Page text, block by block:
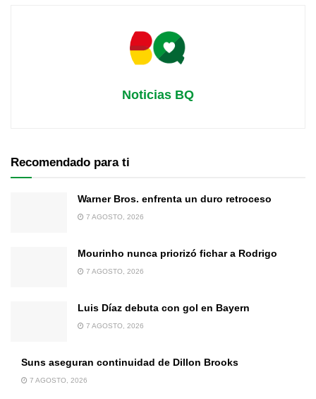
Noticias BQ
Recomendado para ti
Warner Bros. enfrenta un duro retroceso
7 AGOSTO, 2026
Mourinho nunca priorizó fichar a Rodrigo
7 AGOSTO, 2026
Luis Díaz debuta con gol en Bayern
7 AGOSTO, 2026
Suns aseguran continuidad de Dillon Brooks
7 AGOSTO, 2026